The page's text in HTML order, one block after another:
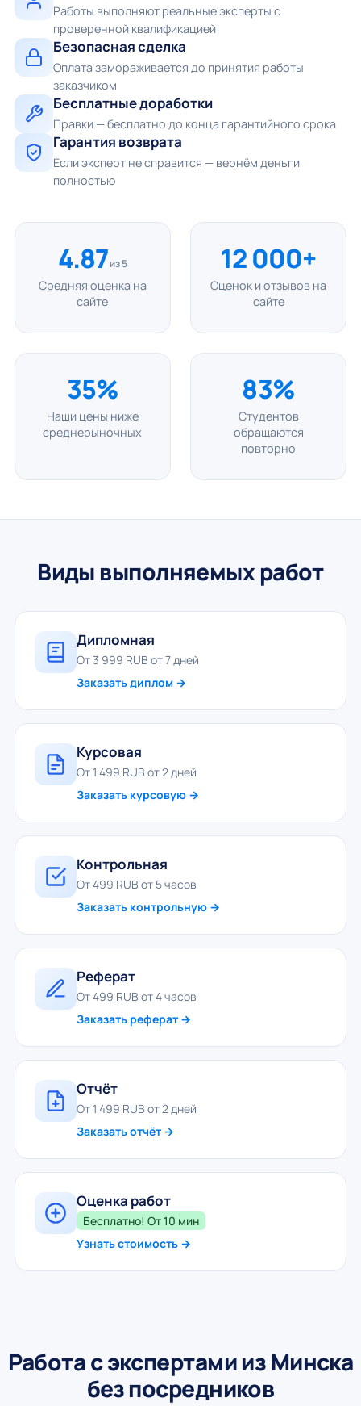
Работы выполняют реальные эксперты с
проверенной квалификацией
Безопасная сделка
Оплата замораживается до принятия работы
заказчиком
Бесплатные доработки
Правки — бесплатно до конца гарантийного срока
Гарантия возврата
Если эксперт не справится — вернём деньги
полностью
4.87из 5
Средняя оценка на
сайте
12 000+
Оценок и отзывов на
сайте
35%
Наши цены ниже
среднерыночных
83%
Студентов
обращаются
повторно
Виды выполняемых работ
Дипломная
От 3 999 RUB от 7 дней
Заказать диплом →
Курсовая
От 1 499 RUB от 2 дней
Заказать курсовую →
Контрольная
От 499 RUB от 5 часов
Заказать контрольную →
Реферат
От 499 RUB от 4 часов
Заказать реферат →
Отчёт
От 1 499 RUB от 2 дней
Заказать отчёт →
Оценка работ
Бесплатно! От 10 мин
Узнать стоимость →
Работа с экспертами из Минска
без посредников